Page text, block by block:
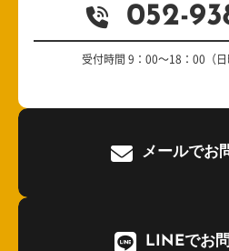
052-
受付時間 9：00～18：00（日
メールでお
LINEでお